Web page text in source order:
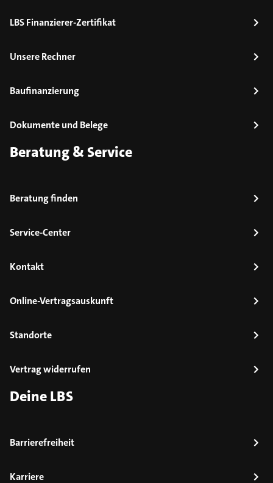
LBS Finanzierer-Zertifikat
Unsere Rechner
Baufinanzierung
Dokumente und Belege
Beratung & Service
Beratung finden
Service-Center
Kontakt
Online-Vertragsauskunft
Standorte
Vertrag widerrufen
Deine LBS
Barrierefreiheit
Karriere